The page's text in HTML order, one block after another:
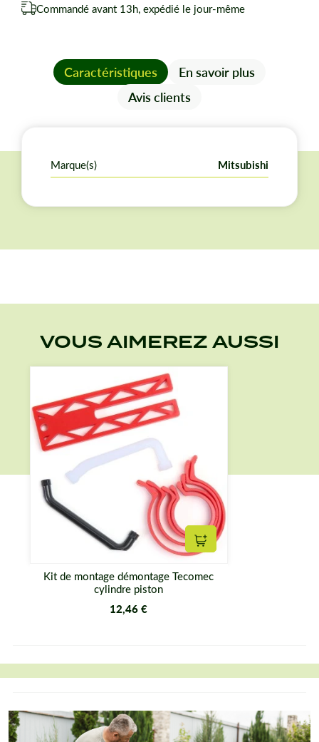
Commandé avant 13h, expédié le jour-même
Caractéristiques
En savoir plus
Avis clients
Marque(s) Mitsubishi
VOUS AIMEREZ AUSSI
Ajouter au panier
Kit de montage démontage Tecomec
cylindre piston
12,46 €